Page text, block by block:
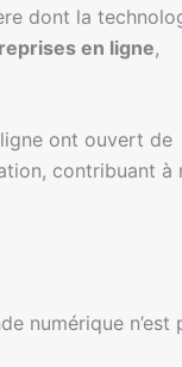
dont la
en ligne,
ligne ont ouvert de
contribuant à
numérique n’est